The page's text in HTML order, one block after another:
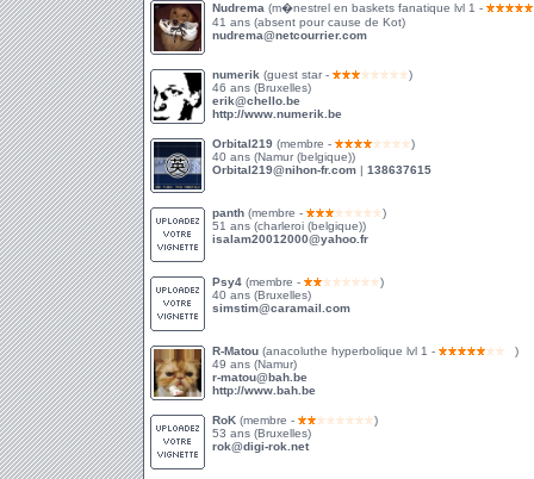
Nudrema (m�nestrel en baskets fanatique lvl 1 -
41 ans (absent pour cause de Kot)
nudrema@netcourrier.com
numerik (guest star -
)
46 ans (Bruxelles)
erik@chello.be
http://www.numerik.be
Orbital219 (membre -
)
40 ans (Namur (belgique))
Orbital219@nihon-fr.com | 138637615
panth (membre -
)
51 ans (charleroi (belgique))
isalam20012000@yahoo.fr
Psy4 (membre -
)
40 ans (Bruxelles)
simstim@caramail.com
R-Matou (anacoluthe hyperbolique lvl 1 -
)
49 ans (Namur)
r-matou@bah.be
http://www.bah.be
RoK (membre -
)
53 ans (Bruxelles)
rok@digi-rok.net